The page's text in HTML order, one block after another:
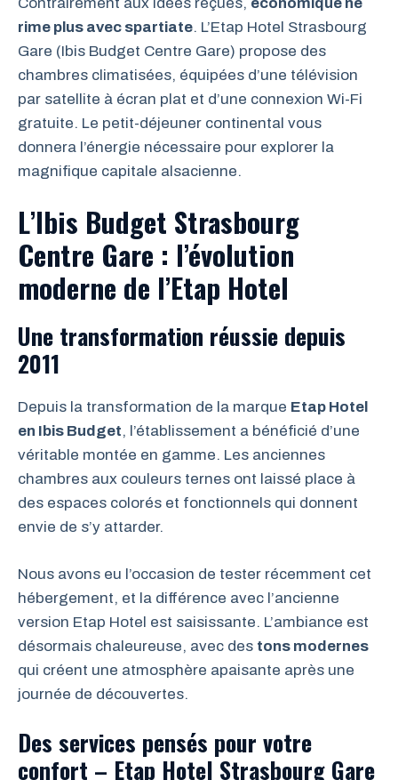
rime plus avec spartiate. L’Etap Hotel Strasbourg
Gare (Ibis Budget Centre Gare) propose des
chambres climatisées, équipées d’une télévision
par satellite à écran plat et d’une connexion Wi-Fi
gratuite. Le petit-déjeuner continental vous
donnera l’énergie nécessaire pour explorer la
magnifique capitale alsacienne.
L’Ibis Budget Strasbourg
Centre Gare : l’évolution
moderne de l’Etap Hotel
Une transformation réussie depuis
2011
Depuis la transformation de la marque Etap Hotel
en Ibis Budget, l’établissement a bénéficié d’une
véritable montée en gamme. Les anciennes
chambres aux couleurs ternes ont laissé place à
des espaces colorés et fonctionnels qui donnent
envie de s’y attarder.
Nous avons eu l’occasion de tester récemment cet
hébergement, et la différence avec l’ancienne
version Etap Hotel est saisissante. L’ambiance est
désormais chaleureuse, avec des tons modernes
qui créent une atmosphère apaisante après une
journée de découvertes.
Des services pensés pour votre
confort – Etap Hotel Strasbourg Gare